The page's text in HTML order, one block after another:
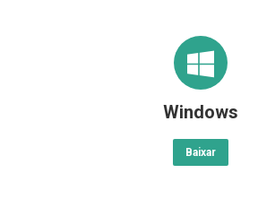
Windows
Baixar